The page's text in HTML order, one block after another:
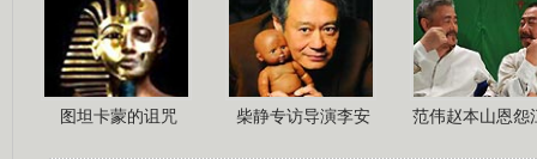
图坦卡蒙的诅咒 柴静专访导演李安 范伟赵本山恩怨